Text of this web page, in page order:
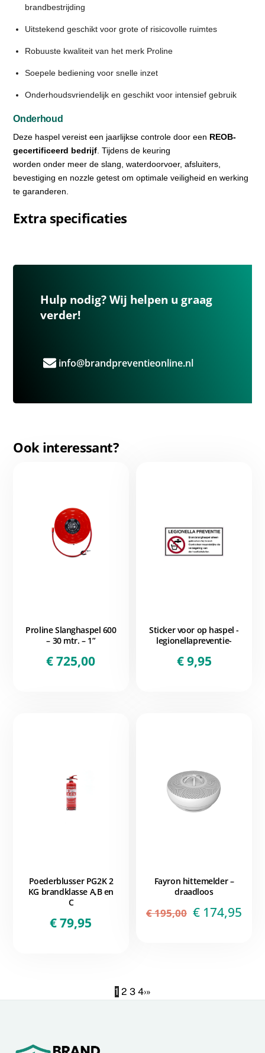
brandbestrijding
Uitstekend geschikt voor grote of risicovolle ruimtes
Robuuste kwaliteit van het merk Proline
Soepele bediening voor snelle inzet
Onderhoudsvriendelijk en geschikt voor intensief gebruik
Onderhoud
Deze haspel vereist een jaarlijkse controle door een REOB-
gecertificeerd bedrijf . Tijdens de keuring
worden onder meer de slang, waterdoorvoer, afsluiters,
bevestiging en nozzle getest om optimale veiligheid en werking
te garanderen.
Extra specificaties
Hulp nodig? Wij helpen u graag
verder!
info@brandpreventieonline.nl
Ook interessant?
Proline Slanghaspel 600
– 30 mtr. – 1”
€725,00
Sticker voor op haspel -
legionellapreventie-
€9,95
Poederblusser PG2K 2
KG brandklasse A,B en
C
€79,95
Fayron hittemelder –
draadloos
€195,00 € 174,95
1 2 3 4›»